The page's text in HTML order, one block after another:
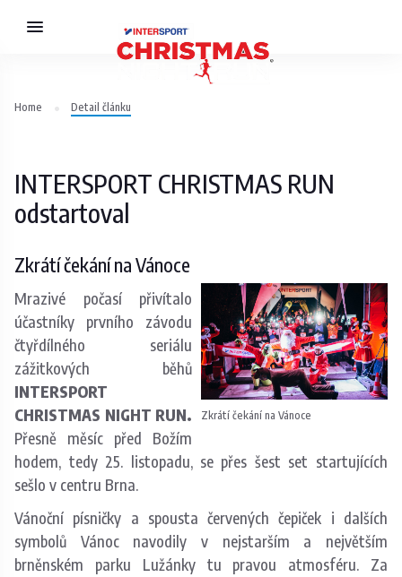
Home Detail článku
INTERSPORT CHRISTMAS RUN
odstartoval
Zkrátí čekání na Vánoce
Zkrátí čekání na Vánoce
Mrazivé počasí přivítalo
účastníky prvního závodu
čtyřdílného seriálu
zážitkových běhů
INTERSPORT
CHRISTMAS NIGHT RUN.
Přesně měsíc před Božím
hodem, tedy 25. listopadu, se přes šest set startujících
sešlo v centru Brna.
Vánoční písničky a spousta červených čepiček i dalších
symbolů Vánoc navodily v nejstarším a největším
brněnském parku Lužánky tu pravou atmosféru. Za